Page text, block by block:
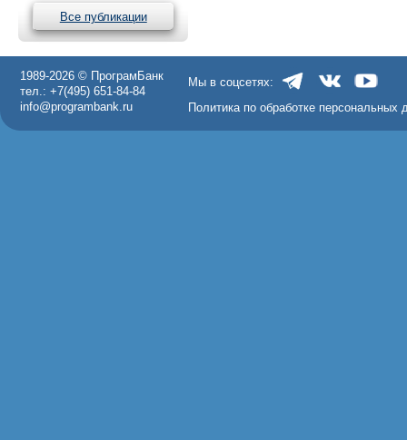
Все публикации
1989-2026 © ПрограмБанк
тел.: +7(495) 651-84-84
info@programbank.ru
Мы в соцсетях:
Политика по обработке персональных